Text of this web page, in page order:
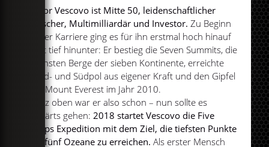
Victor Vescovo ist Mitte 50, leidenschaftlicher
Forscher, Multimilliardär und Investor. Zu Beginn
seiner Karriere ging es für ihn erstmal hoch hinauf
statt tief hinunter: Er bestieg die Seven Summits, die
höchsten Berge der sieben Kontinente, erreichte
Nord- und Südpol aus eigener Kraft und den Gipfel
des Mount Everest im Jahr 2010.
Ganz oben war er also schon – nun sollte es
abwärts gehen:2018 startet Vescovo die Five
Deeps Expedition mit dem Ziel, die tiefsten Punkte
der fünf Ozeane zu erreichen. Als erster Mensch